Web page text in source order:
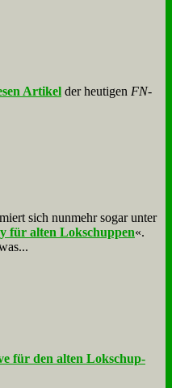
Ar­ti­kel der heu­ti­gen FN-
sich nun­mehr so­gar un­ter
für al­ten Lok­schup­pen«.
für den al­ten Lok­schup­